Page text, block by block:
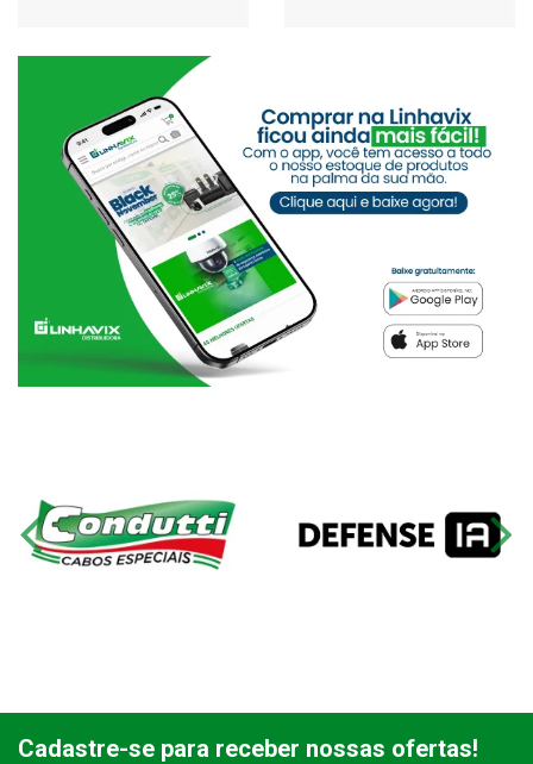
Cadastre-se para receber nossas ofertas!